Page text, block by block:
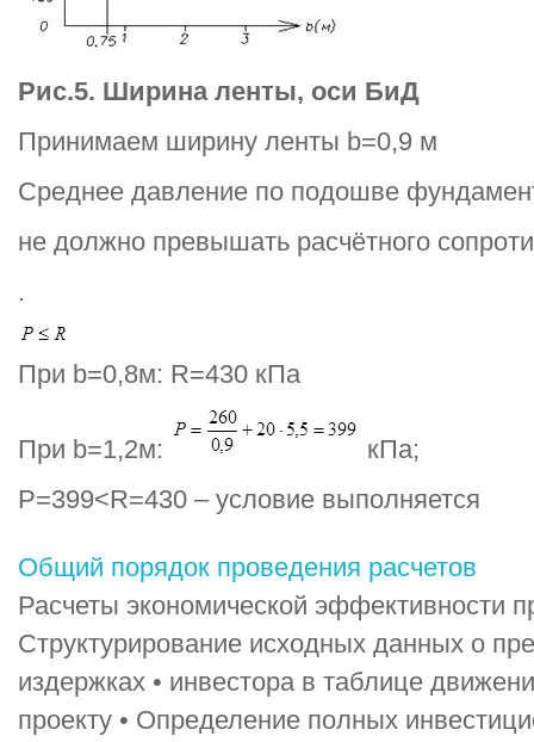
Рис.5. Ширина ленты, оси БиД
Принимаем ширину ленты b=0,9 м
Среднее давление по подошве
не должно превышать расчётного
.
При b=0,8м: R=430 кПа
При b=1,2м:
кПа;
P=399<R=430 – условие выполняется
Общий порядок проведения расчетов
Расчеты экономической эффективности
Структурирование исходных данных о
издержках • инвестора в таблице
проекту • Определение полных